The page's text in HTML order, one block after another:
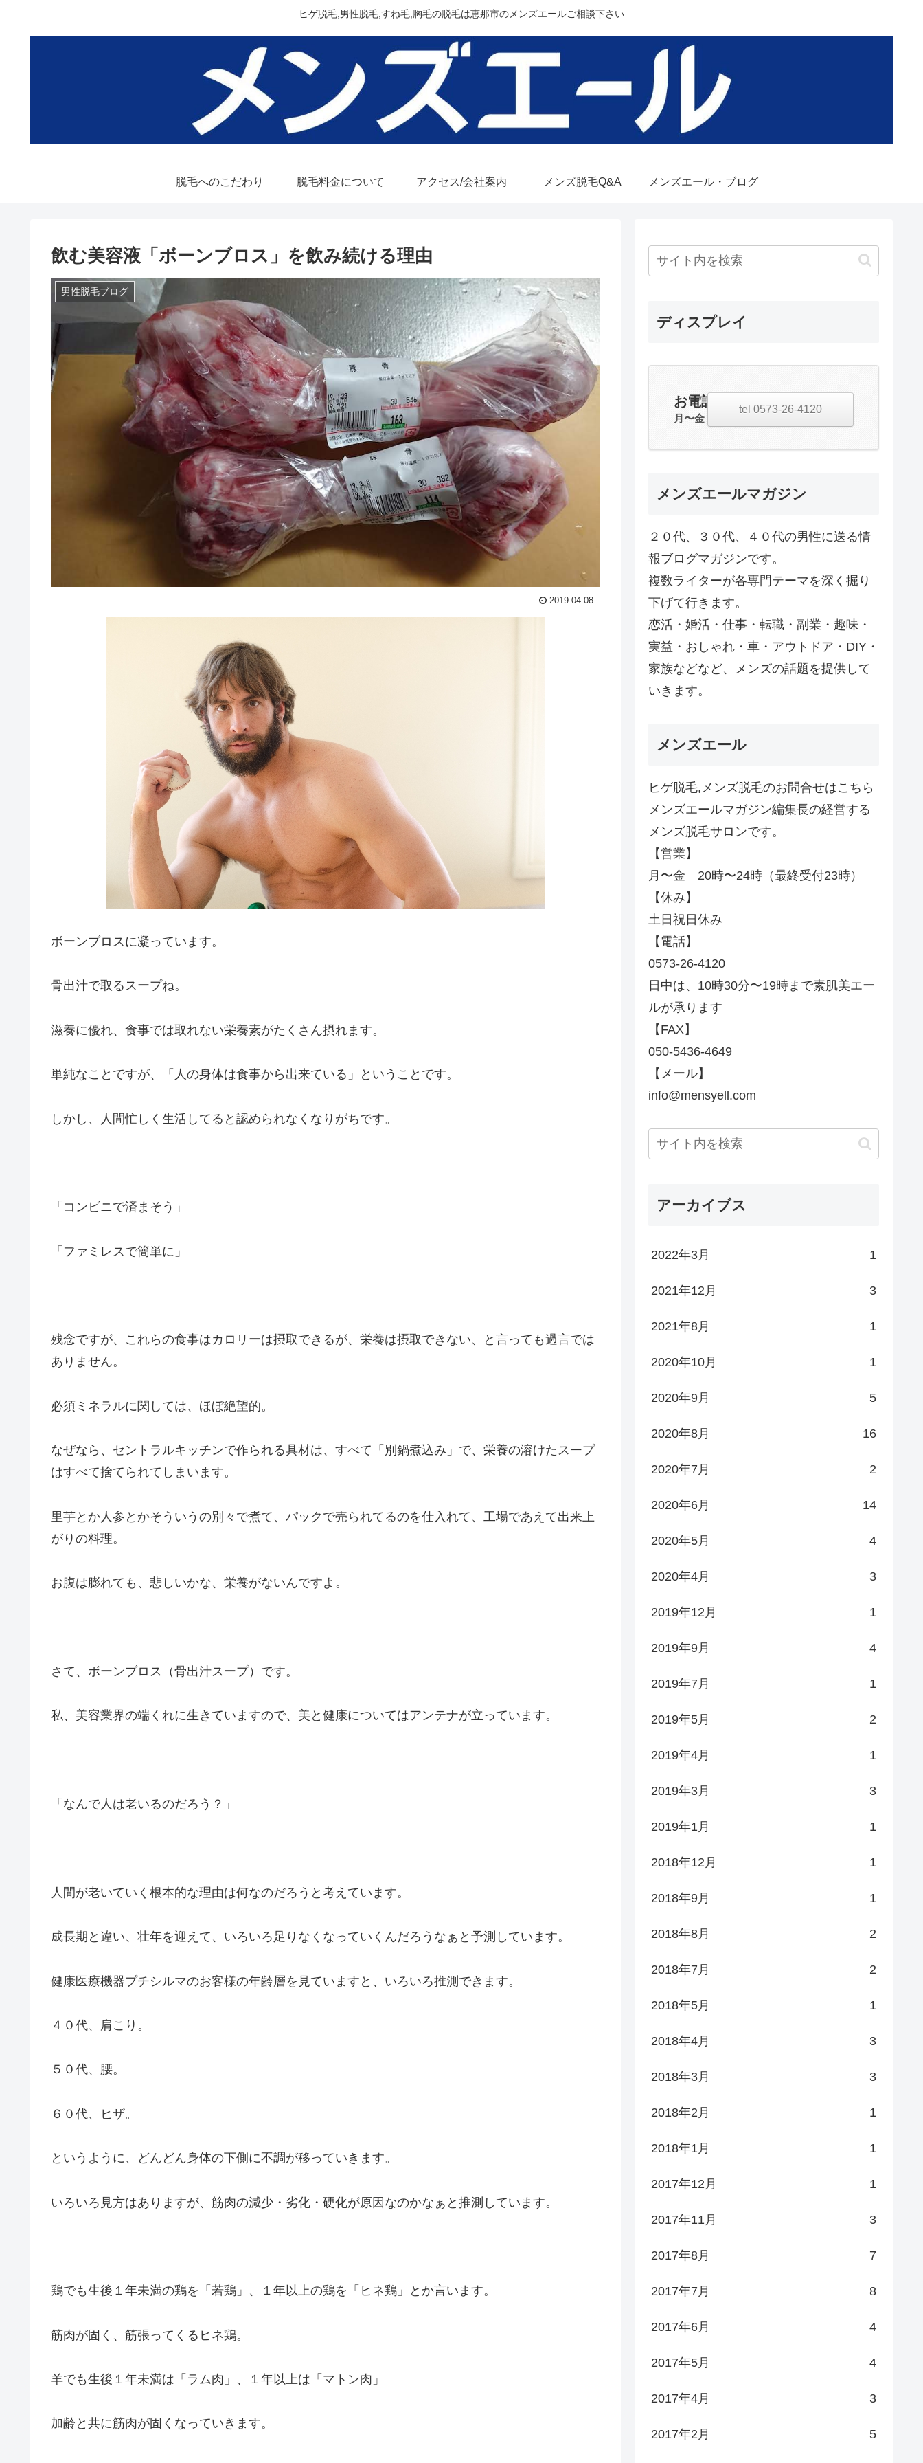
ヒゲ脱毛,男性脱毛,すね毛,胸毛の脱毛は恵那市のメンズエールご相談下さい
脱毛へのこだわり 脱毛料金について アクセス/会社案内 メンズ脱毛Q&A メンズエール・ブログ
飲む美容液「ボーンブロス」を飲み続ける理由
男性脱毛ブログ
2019.04.08
ボーンブロスに凝っています。
骨出汁で取るスープね。
滋養に優れ、食事では取れない栄養素がたくさん摂れます。
単純なことですが、「人の身体は食事から出来ている」ということです。
しかし、人間忙しく生活してると認められなくなりがちです。
「コンビニで済まそう」
「ファミレスで簡単に」
残念ですが、これらの食事はカロリーは摂取できるが、栄養は摂取できない、と言っても過言では
ありません。
必須ミネラルに関しては、ほぼ絶望的。
なぜなら、セントラルキッチンで作られる具材は、すべて「別鍋煮込み」で、栄養の溶けたスープ
はすべて捨てられてしまいます。
里芋とか人参とかそういうの別々で煮て、パックで売られてるのを仕入れて、工場であえて出来上
がりの料理。
お腹は膨れても、悲しいかな、栄養がないんですよ。
さて、ボーンブロス（骨出汁スープ）です。
私、美容業界の端くれに生きていますので、美と健康についてはアンテナが立っています。
「なんで人は老いるのだろう？」
人間が老いていく根本的な理由は何なのだろうと考えています。
成長期と違い、壮年を迎えて、いろいろ足りなくなっていくんだろうなぁと予測しています。
健康医療機器プチシルマのお客様の年齢層を見ていますと、いろいろ推測できます。
４０代、肩こり。
５０代、腰。
６０代、ヒザ。
というように、どんどん身体の下側に不調が移っていきます。
いろいろ見方はありますが、筋肉の減少・劣化・硬化が原因なのかなぁと推測しています。
鶏でも生後１年未満の鶏を「若鶏」、１年以上の鶏を「ヒネ鶏」とか言います。
筋肉が固く、筋張ってくるヒネ鶏。
羊でも生後１年未満は「ラム肉」、１年以上は「マトン肉」
加齢と共に筋肉が固くなっていきます。
ディスプレイ
お電話・お問合せ
月〜金 20:00~23:00
tel 0573-26-4120
メンズエールマガジン
２０代、３０代、４０代の男性に送る情
報ブログマガジンです。
複数ライターが各専門テーマを深く掘り
下げて行きます。
恋活・婚活・仕事・転職・副業・趣味・
実益・おしゃれ・車・アウトドア・DIY・
家族などなど、メンズの話題を提供して
いきます。
メンズエール
ヒゲ脱毛,メンズ脱毛のお問合せはこちら
メンズエールマガジン編集長の経営する
メンズ脱毛サロンです。
【営業】
月〜金 20時〜24時（最終受付23時）
【休み】
土日祝日休み
【電話】
0573-26-4120
日中は、10時30分〜19時まで素肌美エー
ルが承ります
【FAX】
050-5436-4649
【メール】
info@mensyell.com
アーカイブス
2022年3月 1
2021年12月 3
2021年8月 1
2020年10月 1
2020年9月 5
2020年8月 16
2020年7月 2
2020年6月 14
2020年5月 4
2020年4月 3
2019年12月 1
2019年9月 4
2019年7月 1
2019年5月 2
2019年4月 1
2019年3月 3
2019年1月 1
2018年12月 1
2018年9月 1
2018年8月 2
2018年7月 2
2018年5月 1
2018年4月 3
2018年3月 3
2018年2月 1
2018年1月 1
2017年12月 1
2017年11月 3
2017年8月 7
2017年7月 8
2017年6月 4
2017年5月 4
2017年4月 3
2017年2月 5